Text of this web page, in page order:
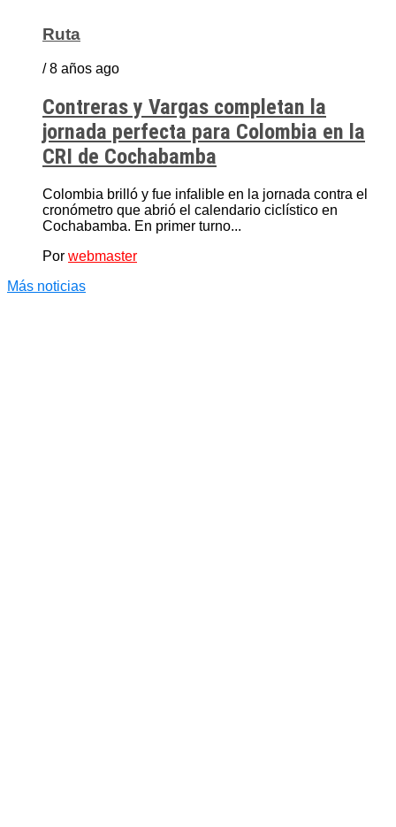
Ruta
/ 8 años ago
Contreras y Vargas completan la
jornada perfecta para Colombia en la
CRI de Cochabamba
Colombia brilló y fue infalible en la jornada contra el
cronómetro que abrió el calendario ciclístico en
Cochabamba. En primer turno...
Por webmaster
Más noticias